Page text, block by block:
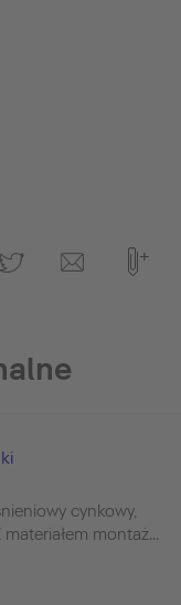
cynkowy,
montaż...